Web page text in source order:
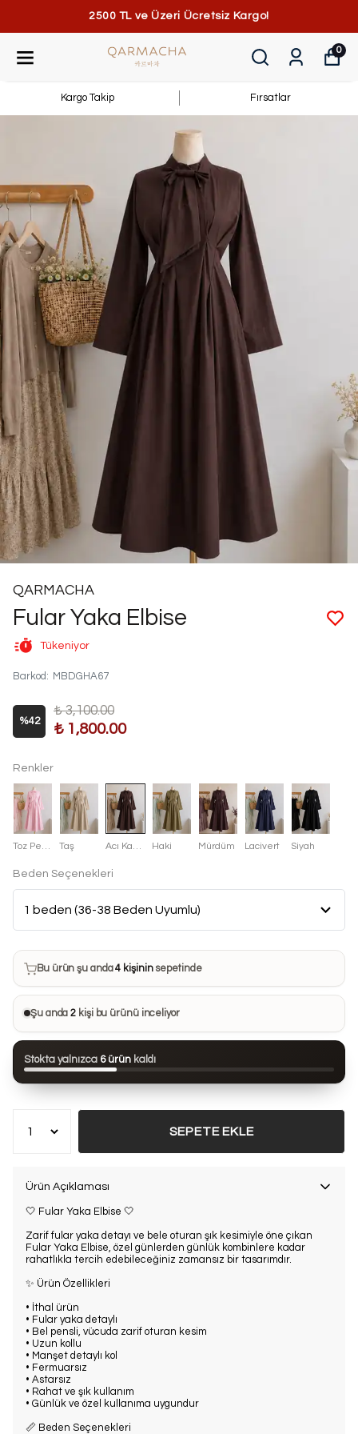
2500 TL ve Üzeri Ücretsiz Kargo!
0
Kargo Takip Fırsatlar
QARMACHA
Fular Yaka Elbise
Tükeniyor
Barkod : MBDGHA67
%42
₺ 3,100.00
₺ 1,800.00
Renkler
Taş Haki Mürdüm Lacivert Siyah
Beden Seçenekleri
Bu ürün son 7 günde6 kezsatın alındı
Bu ürün şu anda4 kişininsepetinde
Bu ürünü 33 kişi favorilerine ekledi
Bu ürün son 24 saatte123 kezgörüntülendi
Şu anda2 kişi bu ürünü inceliyor
Stokta yalnızca 6 ürün kaldı
SEPETE EKLE
Ürün Açıklaması
🤍 Fular Yaka Elbise 🤍
Zarif fular yaka detayı ve bele oturan şık kesimiyle öne çıkan
Fular Yaka Elbise, özel günlerden günlük kombinlere kadar
rahatlıkla tercih edebileceğiniz zamansız bir tasarımdır.
✨ Ürün Özellikleri
• İthal ürün
• Fular yaka detaylı
• Bel pensli, vücuda zarif oturan kesim
• Uzun kollu
• Manşet detaylı kol
• Fermuarsız
• Astarsız
• Rahat ve şık kullanım
• Günlük ve özel kullanıma uygundur
📏 Beden Seçenekleri